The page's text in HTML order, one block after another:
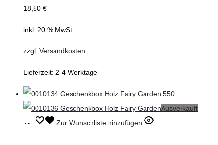
18,50 €
inkl. 20 % MwSt.
zzgl. Versandkosten
Lieferzeit: 2-4 Werktage
Ausverkauft
WeiterlesenZur Wunschliste hinzufügen